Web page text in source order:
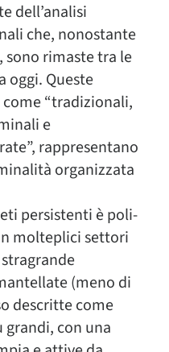
dell’analisi
che, nonostante
sono rimaste tra le
oggi. Queste
“tradizionali,
e
rappresentano
organizzata
persistenti è poli-
molteplici settori
(meno di
descritte come
grandi, con una